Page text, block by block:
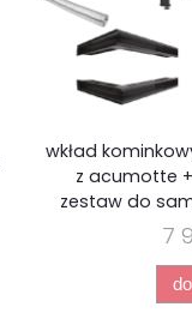
wkład
z acumotte
zestaw do
7